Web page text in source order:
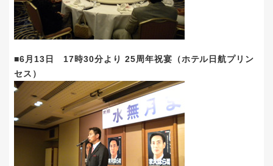
■6月13日 17時30分より 25周年祝宴（ホテル日航プリン
セス）